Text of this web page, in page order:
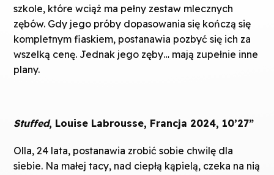
szkole, które wciąż ma pełny zestaw mlecznych
zębów. Gdy jego próby dopasowania się kończą się
kompletnym fiaskiem, postanawia pozbyć się ich za
wszelką cenę. Jednak jego zęby… mają zupełnie inne
plany.
Stuffed, Louise Labrousse, Francja 2024, 10’27”
Olla, 24 lata, postanawia zrobić sobie chwilę dla
siebie. Na małej tacy, nad ciepłą kąpielą, czeka na nią